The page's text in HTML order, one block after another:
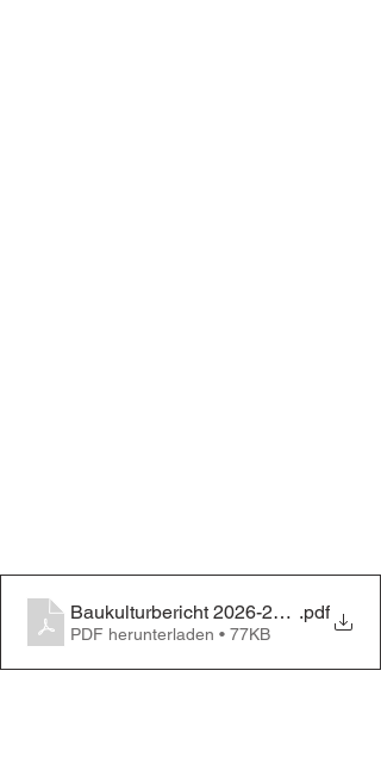
Baukulturbericht 2026-27-Beitrag
.pdf
PDF herunterladen • 77KB